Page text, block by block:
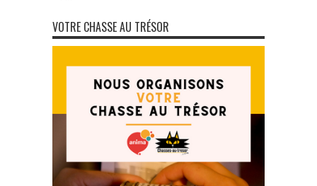
VOTRE CHASSE AU TRÉSOR